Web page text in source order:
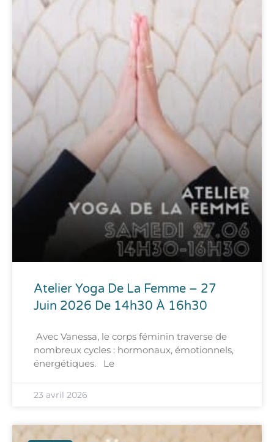
Atelier Yoga De La Femme – 27
Juin 2026 De 14h30 À 16h30
Avec Vanessa, le corps féminin traverse de
nombreux cycles : hormonaux, émotionnels,
énergétiques. Le
23 avril 2026